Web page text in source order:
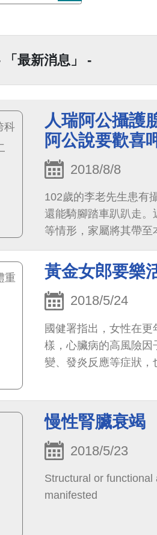
「最新消息」 -
人瑞阿公攝護
阿公說要歡喜
2018/8/8
102歲的李老先生患有
還能騎腳踏車趴趴走
等情形，家屬將其帶
黃金女郎要樂
2018/5/24
國健署指出，女性在
樣，心臟病的高風險
變、發炎反應等症狀，
慢性腎臟衰竭
2018/5/23
Structural or
manifested